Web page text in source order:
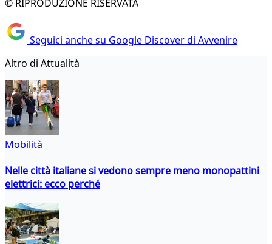
© RIPRODUZIONE RISERVATA
Seguici anche su Google Discover di Avvenire
Altro di Attualità
Mobilità
Nelle città italiane si vedono sempre meno monopattini
elettrici: ecco perché